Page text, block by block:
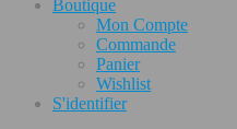
Boutique
Mon Compte
Commande
Panier
Wishlist
S'identifier